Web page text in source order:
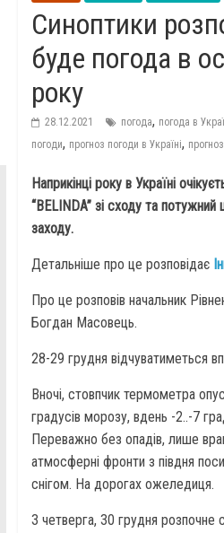
Синоптики
буде погода в
року
28.12.2021 погода, погода в
погоди, прогноз погоди в Україні,
Наприкінці року в Україні
“BELINDA” зі сходу та потужний
заходу.
Детальніше про це розповідає
Про це розповів начальник
Богдан Масовець.
28-29 грудня відчуватиметься
Вночі, стовпчик термометра
градусів морозу, вдень -2..-7
Переважно без опадів, лише
атмосферні фронти з півдня
снігом. На дорогах ожеледиця.
З четверга, 30 грудня розпочне